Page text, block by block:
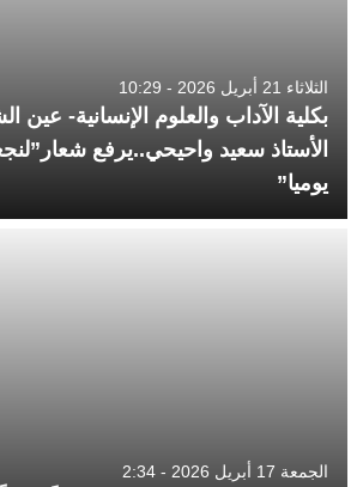
الثلاثاء 21 أبريل 2026 - 10:29
بكلية الآداب والعلوم الإنسانية- عين
الأستاذ سعيد واحيحي..يرفع
يوميا”
الجمعة 17 أبريل 2026 - 2:34